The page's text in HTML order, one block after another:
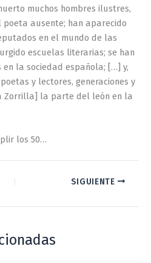
muchos hombres ilustres,
ausente; han aparecido
en el mundo de las
escuelas literarias; se han
la sociedad española; […] y,
y lectores, generaciones y
Zorrilla] la parte del león en la
los 50…
SIGUIENTE